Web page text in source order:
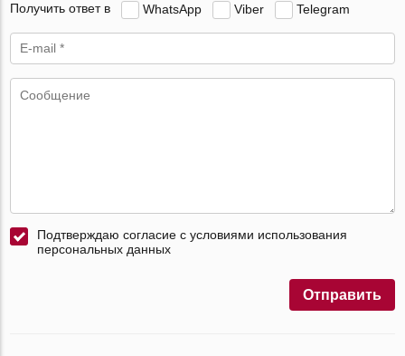
Получить ответ в WhatsApp Viber Telegram
Подтверждаю согласие с условиями использования
персональных данных
Отправить